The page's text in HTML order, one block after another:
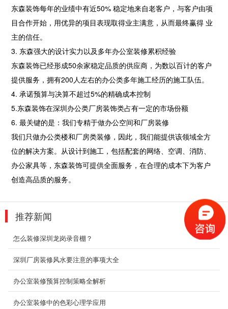
东森装饰每年的业绩中有近50% 稳定地来自老客户，与客户由项
目合作开始，用优异的项目表现取得业主满意，从而最终赢得 业
主的信任。
3. 东森强大的设计实力以及多年办公室装修累积经验
东森装饰已经形成50余家稳定品质的供应商，为数以百计的客户
提供服务，拥有200人左右的办公类多年施工经历的施工队伍。
4. 承诺预算与决算不超过5%的精确成本控制
5.东森装饰在深圳办公类厂房装饰类占有一定的市场份额
6. 最关键的是：我们专精于做办公空间和厂房装修
我们只做办公类楼和厂房类装修，因此，我们能提供该领域全方
位的解决方案。从设计到施工，包括配套的网络、空调、消防、
办公家具等，东森装饰可提供全面服务，在合理的成本下为客户
创造高品质的服务。
推荐新闻
怎么装修深圳龙岗录音棚？
深圳厂房装修风水要注意的事项大全
办公室装修预算控制策略全解析
办公室装修中的色彩心理学应用
办公室装修设计不仅要考虑到人们的感情，还要
照顾人的心理、生理的需求。设计办公室时要从
人的行...
2018-06-28
企业办公楼装修
装修设计要点： 前台像是一个飞行的机翼，背景
倾斜的墙体，黑色的体块穿插，在极简的空间中
显得妙...
2018-09-03
深圳装修设计为什么要选深圳东森装饰公司？
2、深圳东森装饰是标准化成熟施工组织，大批
大型厂房装饰
深圳装修设计为什么要选深圳东森装饰公司？
2、深圳东森装饰是标准化成熟施工组织，大批
量采购及成熟...
2018-07-30